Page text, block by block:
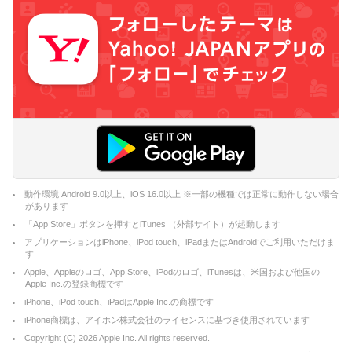
動作環境 Android 9.0以上、iOS 16.0以上 ※一部の機種では正常に動作しない場合
があります
「App Store」ボタンを押すとiTunes （外部サイト）が起動します
アプリケーションはiPhone、iPod touch、iPadまたはAndroidでご利用いただけま
す
Apple、Appleのロゴ、App Store、iPodのロゴ、iTunesは、米国および他国の
Apple Inc.の登録商標です
iPhone、iPod touch、iPadはApple Inc.の商標です
iPhone商標は、アイホン株式会社のライセンスに基づき使用されています
Copyright (C) 2026Apple Inc. All rights reserved.